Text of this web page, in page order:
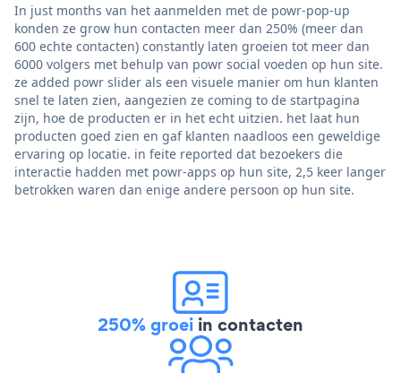
In just months van het aanmelden met de powr-pop-up
konden ze grow hun contacten meer dan 250% (meer dan
600 echte contacten) constantly laten groeien tot meer dan
6000 volgers met behulp van powr social voeden op hun site.
ze added powr slider als een visuele manier om hun klanten
snel te laten zien, aangezien ze coming to de startpagina
zijn, hoe de producten er in het echt uitzien. het laat hun
producten goed zien en gaf klanten naadloos een geweldige
ervaring op locatie. in feite reported dat bezoekers die
interactie hadden met powr-apps op hun site, 2,5 keer langer
betrokken waren dan enige andere persoon op hun site.
250% groei in contacten